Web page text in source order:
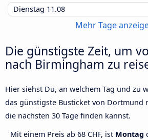
Dienstag 11.08
Mehr Tage
Die günstigste Zeit, um
nach Birmingham zu
Hier siehst Du, an welchem Tag und zu
das günstigste Busticket von Dortmund
die nächsten 30 Tage finden kannst.
Mit einem Preis ab 68 CHF, ist Montag